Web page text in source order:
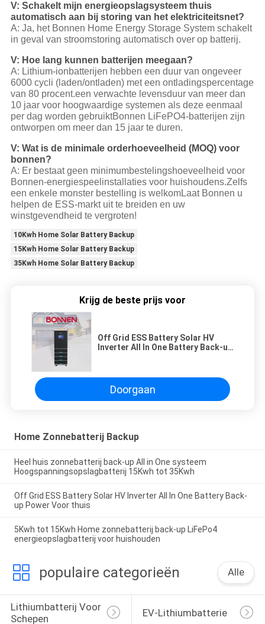
V: Schakelt mijn energieopslagsysteem thuis
automatisch aan bij storing van het elektriciteitsnet?
A: Ja, het Bonnen Home Energy Storage System schakelt
in geval van stroomstoring automatisch over op batterij.
V: Hoe lang kunnen batterijen meegaan?
A: Lithium-ionbatterijen hebben een duur van ongeveer
6000 cycli (laden/ontladen) met een ontladingspercentage
van 80 procent.een verwachte levensduur van meer dan
10 jaar voor hoogwaardige systemen als deze eenmaal
per dag worden gebruiktBonnen LiFePO4-batterijen zijn
ontworpen om meer dan 15 jaar te duren.
V: Wat is de minimale orderhoeveelheid (MOQ) voor
bonnen?
A: Er bestaat geen minimumbestelingshoeveelheid voor
Bonnen-energiespeelinstallaties voor huishoudens.Zelfs
een enkele monster bestelling is welkomLaat Bonnen u
helpen de ESS-markt uit te breiden en uw
winstgevendheid te vergroten!
10Kwh Home Solar Battery Backup
15Kwh Home Solar Battery Backup
35Kwh Home Solar Battery Backup
Krijg de beste prijs voor
Off Grid ESS Battery Solar HV
Inverter All In One Battery Back-up
Doorgaan
Home Zonnebatterij Backup
Heel huis zonnebatterij back-up All in One systeem
Hoogspanningsopslagbatterij 15Kwh tot 35Kwh
Off Grid ESS Battery Solar HV Inverter All In One Battery Back-
up Power Voor thuis
5Kwh tot 15Kwh Home zonnebatterij back-up LiFePo4
energieopslagbatterij voor huishouden
populaire categorieën Alle
Lithiumbatterij Voor
Schepen
EV-Lithiumbatterie